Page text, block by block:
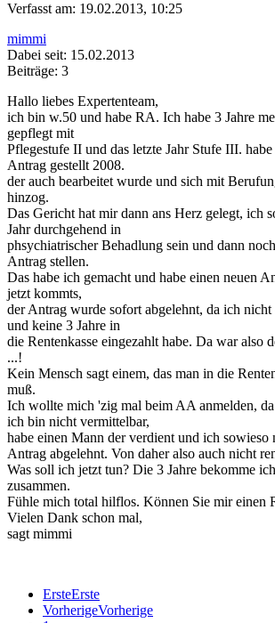
Verfasst am: 19.02.2013, 10:25
mimmi
Dabei seit: 15.02.2013
Beiträge: 3
Hallo liebes Expertenteam,
ich bin w.50 und habe RA. Ich habe 3 Jahre
gepflegt mit
Pflegestufe II und das letzte Jahr Stufe III.
Antrag gestellt 2008.
der auch bearbeitet wurde und sich mit
hinzog.
Das Gericht hat mir dann ans Herz gelegt, ich
Jahr durchgehend in
phsychiatrischer Behadlung sein und dann
Antrag stellen.
Das habe ich gemacht und habe einen neuen
jetzt kommts,
der Antrag wurde sofort abgelehnt, da ich
und keine 3 Jahre in
die Rentenkasse eingezahlt habe. Da war also
...!
Kein Mensch sagt einem, das man in die
muß.
Ich wollte mich 'zig mal beim AA anmelden,
ich bin nicht vermittelbar,
habe einen Mann der verdient und ich sowieso
Antrag abgelehnt. Von daher also auch nicht
Was soll ich jetzt tun? Die 3 Jahre bekomme
zusammen.
Fühle mich total hilflos. Können Sie mir einen
Vielen Dank schon mal,
sagt mimmi
ErsteErste
VorherigeVorherige